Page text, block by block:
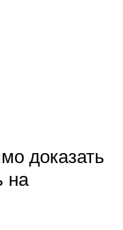
доказать
на